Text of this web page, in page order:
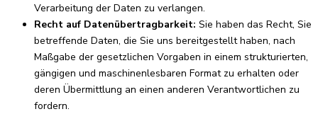
Verarbeitung der Daten zu verlangen.
Recht auf Datenübertragbarkeit: Sie haben das Recht, Sie
betreffende Daten, die Sie uns bereitgestellt haben, nach
Maßgabe der gesetzlichen Vorgaben in einem strukturierten,
gängigen und maschinenlesbaren Format zu erhalten oder
deren Übermittlung an einen anderen Verantwortlichen zu
fordern.